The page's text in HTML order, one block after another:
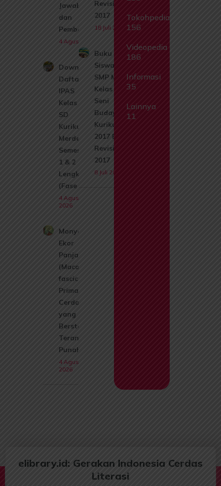
Jawaban
dan
Pembahasan
4 Agustus 2026
Download
Daftar Isi
IPAS
Kelas 1
SD
Kurikulum
Merdeka
Semester
1 & 2
Lengkap
(Fase A)
4 Agustus
2026
Monyet
Ekor
Panjang
(Macaca
fascicularis):
Primata
Cerdas
yang Kini
Berstatus
Terancam
Punah
4 Agustus
2026
Revisi
2017
18 Juli 2026
Buku
Siswa
SMP MTs
Kelas 7
Seni
Budaya
Kurikulum
2017 Edisi
Revisi
2017
8 Juli 2026
Tokohpedia
156
Videopedia
186
Informasi
35
Lainnya
11
elibrary.id: Gerakan Indonesia Cerdas
Literasi